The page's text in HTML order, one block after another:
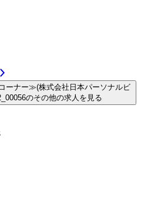
ーナー≫(株式会社日本パーソナルビ
のその他の求人を見る